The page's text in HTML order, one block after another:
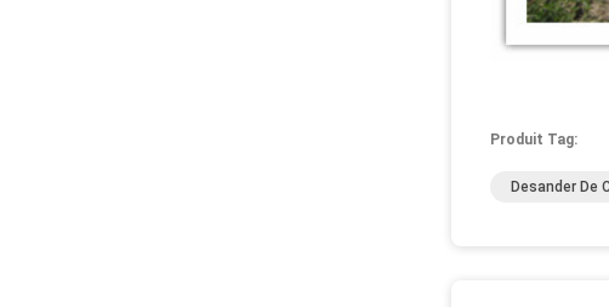
Produit Tag:
Desander De